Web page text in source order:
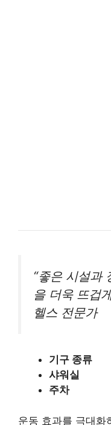
“좋은 시설과
을 더욱 뜨겁
헬스 전문가
기구 종류
샤워실
주차
운동 효과를 극대화